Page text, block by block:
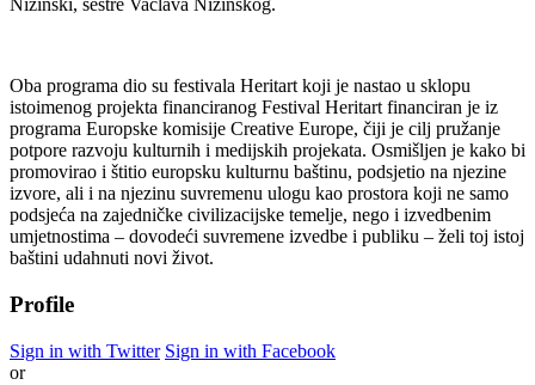
Nižinski, sestre Vaclava Nižinskog.
Oba programa dio su festivala Heritart koji je nastao u sklopu
istoimenog projekta financiranog Festival Heritart financiran je iz
programa Europske komisije Creative Europe, čiji je cilj pružanje
potpore razvoju kulturnih i medijskih projekata. Osmišljen je kako bi
promovirao i štitio europsku kulturnu baštinu, podsjetio na njezine
izvore, ali i na njezinu suvremenu ulogu kao prostora koji ne samo
podsjeća na zajedničke civilizacijske temelje, nego i izvedbenim
umjetnostima – dovodeći suvremene izvedbe i publiku – želi toj istoj
baštini udahnuti novi život.
Profile
Sign in with Twitter Sign in with Facebook
or